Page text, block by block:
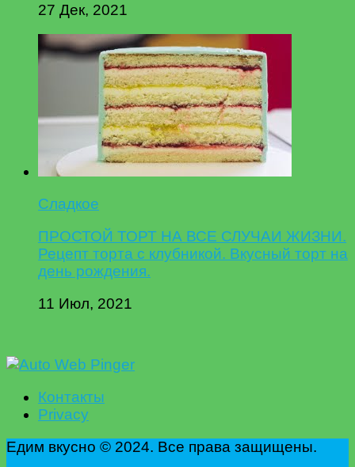
27 Дек, 2021
Сладкое
ПРОСТОЙ ТОРТ НА ВСЕ СЛУЧАИ ЖИЗНИ.
Рецепт торта с клубникой. Вкусный торт на
день рождения.
11 Июл, 2021
Контакты
Privacy
Едим вкусно © 2024. Все права защищены.